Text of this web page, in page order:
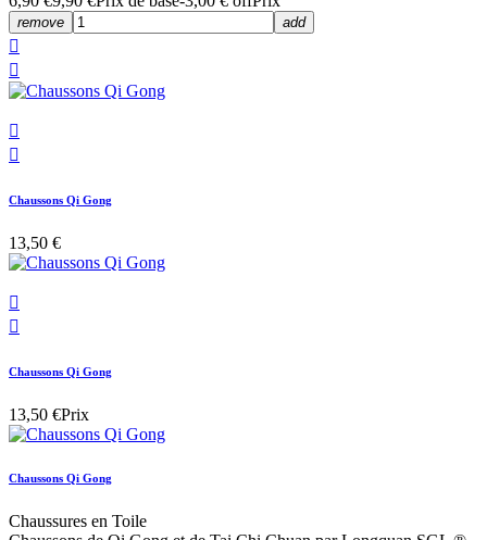
remove add




Chaussons Qi Gong
13,50 €


Chaussons Qi Gong
13,50 €Prix
Chaussons Qi Gong
Chaussures en Toile